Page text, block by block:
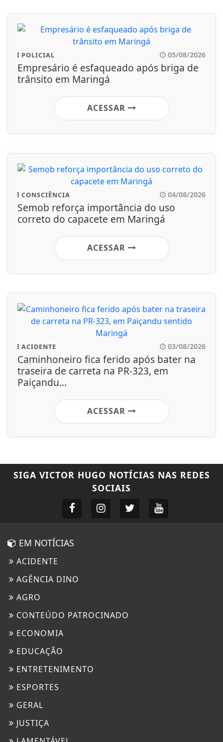
POLICIAL 05/08/2026
Empresário é esfaqueado após briga de
trânsito em Maringá
ACESSAR
CONSCIÊNCIA 04/08/2026
Semob reforça importância do uso
correto do capacete em Maringá
ACESSAR
ACIDENTE 03/08/2026
Caminhoneiro fica ferido após bater na
traseira de carreta na PR-323, em
Paiçandu...
ACESSAR
SIGA VICTOR HUGO NOTÍCIAS NAS REDES
SOCIAIS
EM NOTÍCIAS
ACIDENTE
AGÊNCIA DINO
AGRO
CONTEÚDO PATROCINADO
ECONOMIA
EDUCAÇÃO
ENTRETENIMENTO
ESPORTES
GERAL
JUSTIÇA